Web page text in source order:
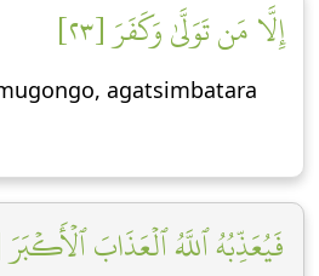
إِلَّا مَن تَوَلَّىٰ وَكَفَرَ [٢٣]
agatsimbatara
فَيُعَذِّبُهُ ٱللَّهُ ٱلۡعَذَابَ ٱلۡأَكۡبَرَ